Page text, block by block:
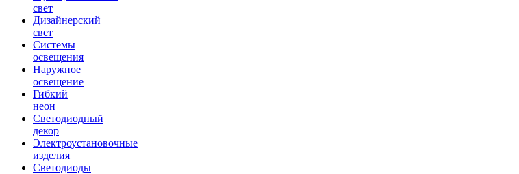
свет
Дизайнерский
свет
Системы
освещения
Наружное
освещение
Гибкий
неон
Светодиодный
декор
Электроустановочные
изделия
Светодиоды